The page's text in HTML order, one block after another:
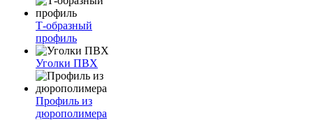
Т-образный
профиль
Уголки ПВХ
Профиль из
дюрополимера